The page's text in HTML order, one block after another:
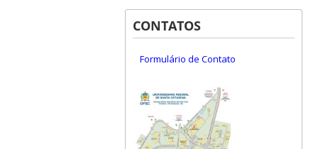
CONTATOS
Formulário de Contato